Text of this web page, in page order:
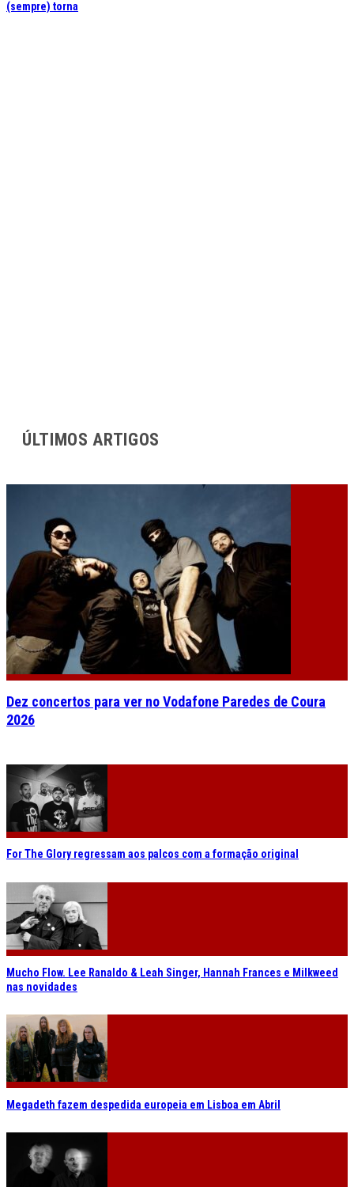
(sempre) torna
ÚLTIMOS ARTIGOS
Dez concertos para ver no Vodafone Paredes de Coura
2026
For The Glory regressam aos palcos com a formação original
Mucho Flow. Lee Ranaldo & Leah Singer, Hannah Frances e Milkweed
nas novidades
Megadeth fazem despedida europeia em Lisboa em Abril